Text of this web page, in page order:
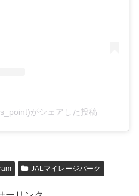
がシェアした投稿
JALマイレージパーク